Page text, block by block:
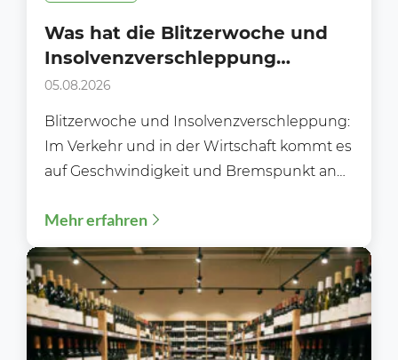
Was hat die Blitzerwoche und
Insolvenzverschleppung
gemeinsam?
05.08.2026
Blitzerwoche und Insolvenzverschleppung:
Im Verkehr und in der Wirtschaft kommt es
auf Geschwindigkeit und Bremspunkt an
Mehr erfahren